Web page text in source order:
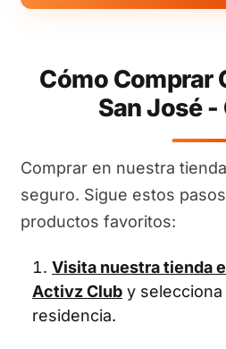
Cómo Comprar
San José -
Comprar en nuestra
seguro. Sigue estos
productos favoritos:
Visita nuestra tienda
Activz Club y
residencia.